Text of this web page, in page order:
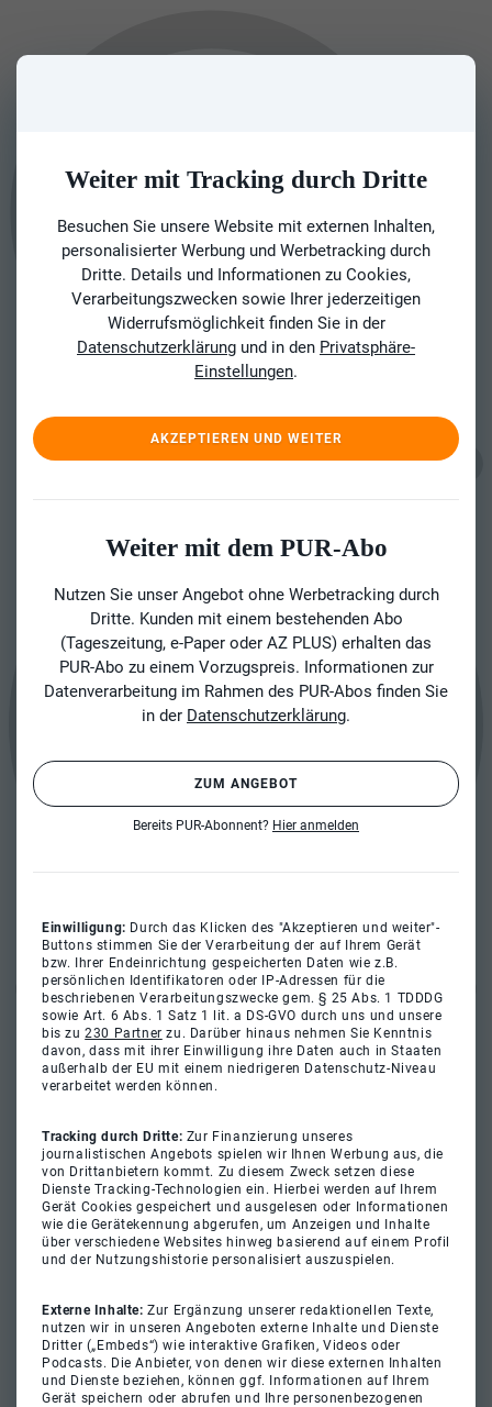
Weiter mit Tracking durch Dritte
Besuchen Sie unsere Website mit externen Inhalten,
personalisierter Werbung und Werbetracking durch
Dritte. Details und Informationen zu Cookies,
Verarbeitungszwecken sowie Ihrer jederzeitigen
Widerrufsmöglichkeit finden Sie in der
Datenschutzerklärung und in den Privatsphäre-
Einstellungen.
AKZEPTIEREN UND WEITER
Weiter mit dem PUR-Abo
Nutzen Sie unser Angebot ohne Werbetracking durch
Dritte. Kunden mit einem bestehenden Abo
(Tageszeitung, e-Paper oder AZ PLUS) erhalten das
PUR-Abo zu einem Vorzugspreis. Informationen zur
Datenverarbeitung im Rahmen des PUR-Abos finden Sie
in der Datenschutzerklärung.
ZUM ANGEBOT
Bereits PUR-Abonnent? Hier anmelden
Einwilligung: Durch das Klicken des "Akzeptieren und weiter"-
Buttons stimmen Sie der Verarbeitung der auf Ihrem Gerät
bzw. Ihrer Endeinrichtung gespeicherten Daten wie z.B.
persönlichen Identifikatoren oder IP-Adressen für die
beschriebenen Verarbeitungszwecke gem. § 25 Abs. 1 TDDDG
sowie Art. 6 Abs. 1 Satz 1 lit. a DS-GVO durch uns und unsere
bis zu230 Partner zu. Darüber hinaus nehmen Sie Kenntnis
davon, dass mit ihrer Einwilligung ihre Daten auch in Staaten
außerhalb der EU mit einem niedrigeren Datenschutz-Niveau
verarbeitet werden können.
Tracking durch Dritte: Zur Finanzierung unseres
journalistischen Angebots spielen wir Ihnen Werbung aus, die
von Drittanbietern kommt. Zu diesem Zweck setzen diese
Dienste Tracking-Technologien ein. Hierbei werden auf Ihrem
Gerät Cookies gespeichert und ausgelesen oder Informationen
wie die Gerätekennung abgerufen, um Anzeigen und Inhalte
über verschiedene Websites hinweg basierend auf einem Profil
und der Nutzungshistorie personalisiert auszuspielen.
Externe Inhalte:Zur Ergänzung unserer redaktionellen Texte,
nutzen wir in unseren Angeboten externe Inhalte und Dienste
Dritter („Embeds“) wie interaktive Grafiken, Videos oder
Podcasts. Die Anbieter, von denen wir diese externen Inhalten
und Dienste beziehen, können ggf. Informationen auf Ihrem
Gerät speichern oder abrufen und Ihre personenbezogenen